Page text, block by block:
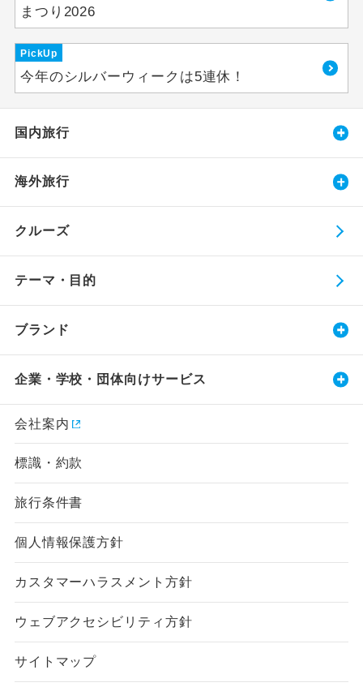
まつり2026
PickUp
今年のシルバーウィークは5連休！
国内旅行
海外旅行
クルーズ
テーマ・目的
ブランド
企業・学校・団体向けサービス
会社案内
標識・約款
旅行条件書
個人情報保護方針
カスタマーハラスメント方針
ウェブアクセシビリティ方針
サイトマップ